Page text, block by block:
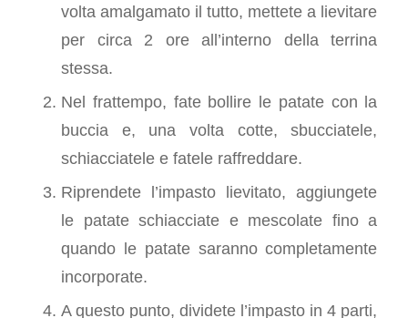
volta amalgamato il tutto, mettete a lievitare
per circa 2 ore all’interno della terrina
stessa.
Nel frattempo, fate bollire le patate con la
buccia e, una volta cotte, sbucciatele,
schiacciatele e fatele raffreddare.
Riprendete l’impasto lievitato, aggiungete
le patate schiacciate e mescolate fino a
quando le patate saranno completamente
incorporate.
A questo punto, dividete l’impasto in 4 parti,